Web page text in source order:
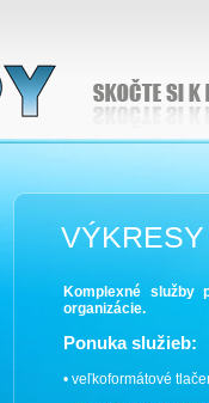
Komplexné služby
organizácie.
Ponuka služieb:
• veľkoformátové